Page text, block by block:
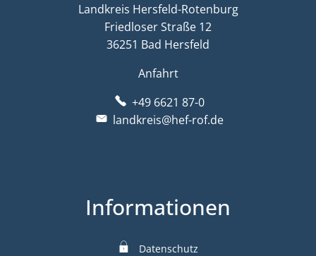
Landkreis Hersfeld-Rotenburg
Friedloser Straße 12
36251 Bad Hersfeld
Anfahrt
+49 6621 87-0
landkreis@hef-rof.de
Informationen
Datenschutz